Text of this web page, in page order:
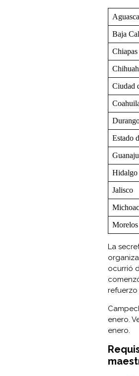
Baja
Chiapas
Ciudad
Estado
Hidalgo
Jalisco
Morelos
La
ocurrió
refuerzo
enero.
enero.